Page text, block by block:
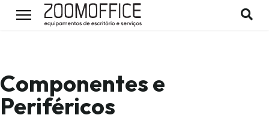
Componentes e
Periféricos